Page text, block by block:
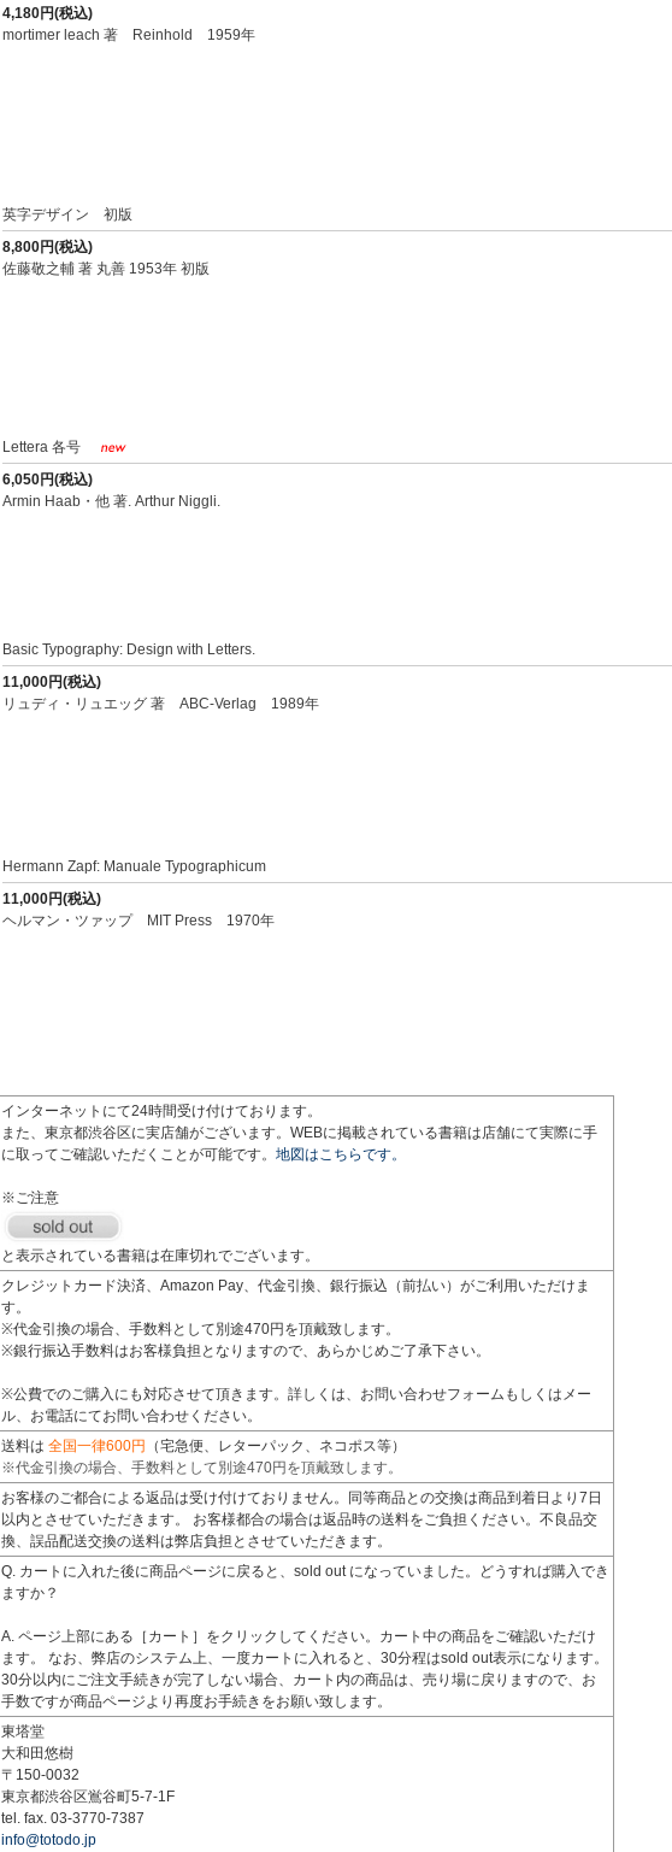
4,180円(税込)
mortimer leach 著 Reinhold 1959年
英字デザイン 初版
8,800円(税込)
佐藤敬之輔 著 丸善 1953年 初版
Lettera 各号
6,050円(税込)
Armin Haab・他 著. Arthur Niggli.
Basic Typography: Design with Letters.
11,000円(税込)
リュディ・リュエッグ 著 ABC-Verlag 1989年
Hermann Zapf: Manuale Typographicum
11,000円(税込)
ヘルマン・ツァップ MIT Press 1970年
インターネットにて24時間受け付けております。
また、東京都渋谷区に実店舗がございます。WEBに掲載されている書籍は店舗にて実際に手
に取ってご確認いただくことが可能です。 地図はこちらです。
※ご注意
と表示されている書籍は在庫切れでございます。
クレジットカード決済、Amazon Pay、代金引換、銀行振込（前払い）がご利用いただけま
す。
※代金引換の場合、手数料として別途470円を頂戴致します。
※銀行振込手数料はお客様負担となりますので、あらかじめご了承下さい。
※公費でのご購入にも対応させて頂きます。詳しくは、お問い合わせフォームもしくはメー
ル、お電話にてお問い合わせください。
送料は 全国一律600円
（宅急便、レターパック、ネコポス等）
※代金引換の場合、手数料として別途470円を頂戴致します。
お客様のご都合による返品は受け付けておりません。同等商品との交換は商品到着日より7日
以内とさせていただきます。 お客様都合の場合は返品時の送料をご負担ください。不良品交
換、誤品配送交換の送料は弊店負担とさせていただきます。
Q. カートに入れた後に商品ページに戻ると、sold out になっていました。どうすれば購入でき
ますか？
A. ページ上部にある［カート］をクリックしてください。カート中の商品をご確認いただけ
ます。 なお、弊店のシステム上、一度カートに入れると、30分程はsold out表示になります。
30分以内にご注文手続きが完了しない場合、カート内の商品は、売り場に戻りますので、お
手数ですが商品ページより再度お手続きをお願い致します。
東塔堂
大和田悠樹
〒150-0032
東京都渋谷区鴬谷町5-7-1F
tel. fax. 03-3770-7387
info@totodo.jp